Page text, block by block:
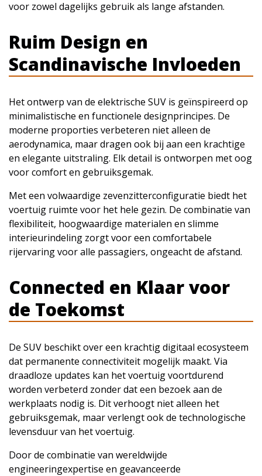
voor zowel dagelijks gebruik als lange afstanden.
Ruim Design en
Scandinavische Invloeden
Het ontwerp van de elektrische SUV is geïnspireerd op
minimalistische en functionele designprincipes. De
moderne proporties verbeteren niet alleen de
aerodynamica, maar dragen ook bij aan een krachtige
en elegante uitstraling. Elk detail is ontworpen met oog
voor comfort en gebruiksgemak.
Met een volwaardige zevenzitterconfiguratie biedt het
voertuig ruimte voor het hele gezin. De combinatie van
flexibiliteit, hoogwaardige materialen en slimme
interieurindeling zorgt voor een comfortabele
rijervaring voor alle passagiers, ongeacht de afstand.
Connected en Klaar voor
de Toekomst
De SUV beschikt over een krachtig digitaal ecosysteem
dat permanente connectiviteit mogelijk maakt. Via
draadloze updates kan het voertuig voortdurend
worden verbeterd zonder dat een bezoek aan de
werkplaats nodig is. Dit verhoogt niet alleen het
gebruiksgemak, maar verlengt ook de technologische
levensduur van het voertuig.
Door de combinatie van wereldwijde
engineeringexpertise en geavanceerde